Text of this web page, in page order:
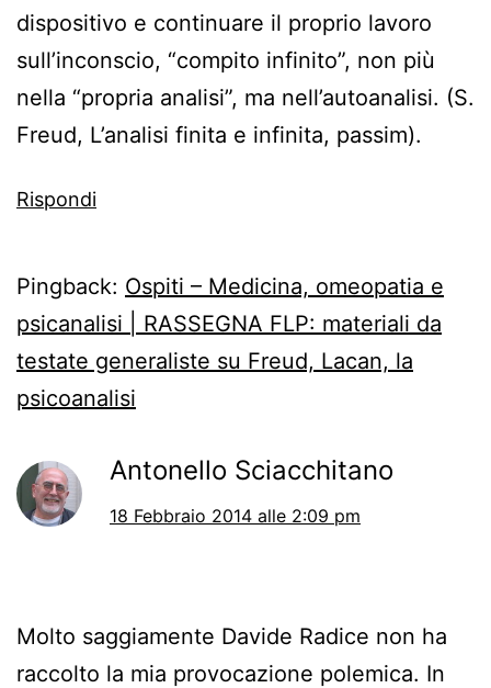
dispositivo e continuare il proprio lavoro
sull’inconscio, “compito infinito”, non più
nella “propria analisi”, ma nell’autoanalisi. (S.
Freud, L’analisi finita e infinita, passim).
Rispondi
Pingback: Ospiti – Medicina, omeopatia e
psicanalisi | RASSEGNA FLP: materiali da
testate generaliste su Freud, Lacan, la
psicoanalisi
Antonello Sciacchitano
18 Febbraio 2014 alle 2:09 pm
Molto saggiamente Davide Radice non ha
raccolto la mia provocazione polemica. In